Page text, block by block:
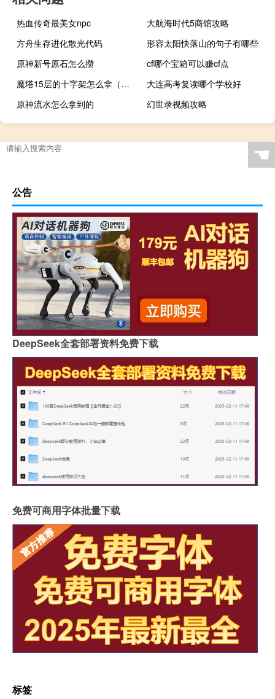
热血传奇最美女npc
大航海时代5商馆攻略
方舟生存进化散光代码
形容太阳快落山的句子有哪些
原神新号原石怎么攒
cf哪个宝箱可以赚cf点
魔塔15层的十字架怎么拿（mt15）
大连高考复读哪个学校好
原神流水怎么拿到的
幻世录视频攻略
☚
公告
DeepSeek全套部署资料免费下载
免费可商用字体批量下载
标签